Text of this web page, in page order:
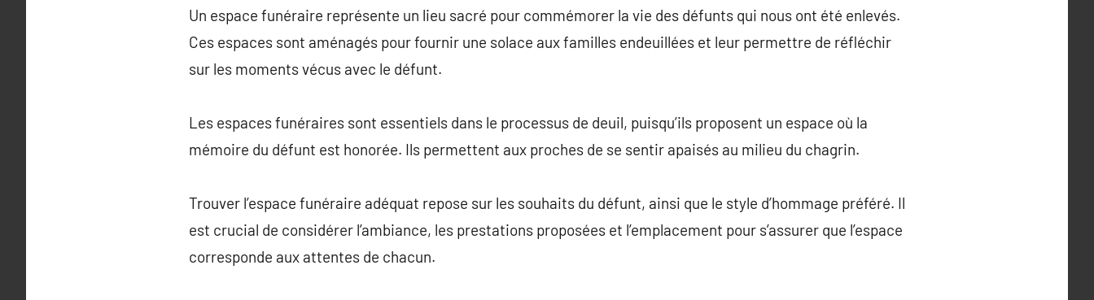
Un espace funéraire représente un lieu sacré pour commémorer la vie des défunts qui nous ont été enlevés.
Ces espaces sont aménagés pour fournir une solace aux familles endeuillées et leur permettre de réfléchir
sur les moments vécus avec le défunt.
Les espaces funéraires sont essentiels dans le processus de deuil, puisqu’ils proposent un espace où la
mémoire du défunt est honorée. Ils permettent aux proches de se sentir apaisés au milieu du chagrin.
Trouver l’espace funéraire adéquat repose sur les souhaits du défunt, ainsi que le style d’hommage préféré. Il
est crucial de considérer l’ambiance, les prestations proposées et l’emplacement pour s’assurer que l’espace
corresponde aux attentes de chacun.